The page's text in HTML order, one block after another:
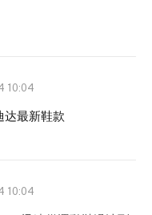
10:04
达最新鞋款
10:04